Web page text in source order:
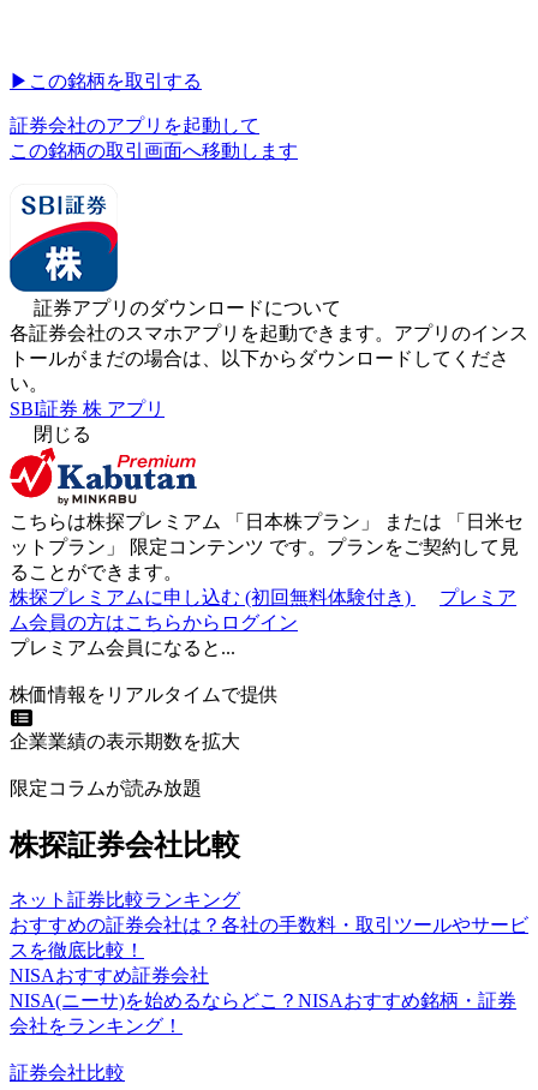
▶︎ この銘柄を取引する
証券会社のアプリを起動して
この銘柄の取引画面へ移動します
証券アプリのダウンロードについて
各証券会社のスマホアプリを起動できます。アプリのインス
トールがまだの場合は、以下からダウンロードしてくださ
い。
SBI証券 株 アプリ
閉じる
こちらは株探プレミアム 「 日本株プラン 」 または 「 日米セ
ットプラン 」 限定コンテンツ です。プランをご契約して見
ることができます。
株探プレミアムに申し込む (初回無料体験付き)
プレミア
ム会員の方はこちらからログイン
プレミアム会員になると...
株価情報をリアルタイムで提供
企業業績の表示期数を拡大
限定コラムが読み放題
株探証券会社比較
ネット証券比較ランキング
おすすめの証券会社は？各社の手数料・取引ツールやサービ
スを徹底比較！
NISAおすすめ証券会社
NISA(ニーサ)を始めるならどこ？NISAおすすめ銘柄・証券
会社をランキング！
証券会社比較